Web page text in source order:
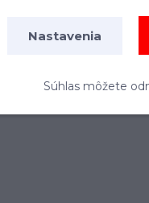
dozadu:
Nastavenia
Súhlas môžete